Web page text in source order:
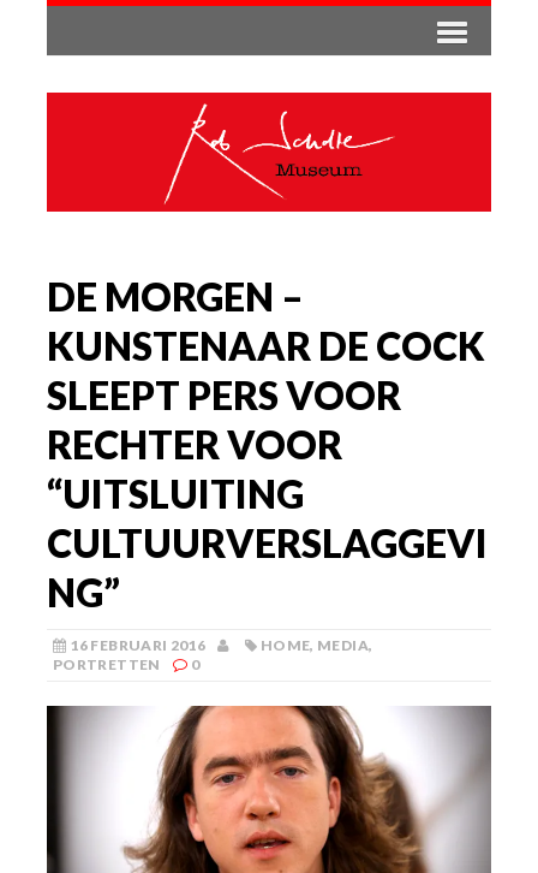
DE MORGEN –
KUNSTENAAR DE COCK
SLEEPT PERS VOOR
RECHTER VOOR
“UITSLUITING
CULTUURVERSLAGGEVI
NG”
16 FEBRUARI 2016 HOME, MEDIA,
PORTRETTEN
0